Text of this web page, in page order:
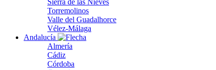
Sierra de las Nieves
Torremolinos
Valle del Guadalhorce
Vélez-Málaga
Andalucía
Almería
Cádiz
Córdoba